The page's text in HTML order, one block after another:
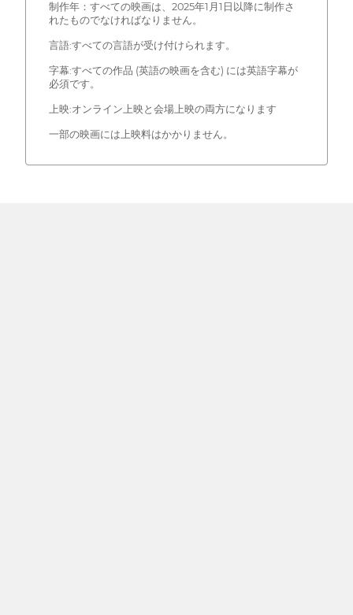
制作年：すべての映画は、2025年1月1日以降に制作さ
れたものでなければなりません。
言語:すべての言語が受け付けられます。
字幕:すべての作品 (英語の映画を含む) には英語字幕が
必須です。
上映:オンライン上映と会場上映の両方になります
一部の映画には上映料はかかりません。